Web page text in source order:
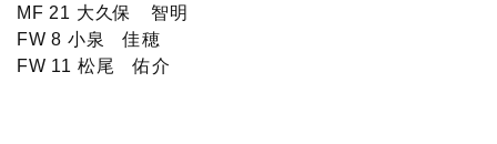
MF 21 大久保 智明
FW 8 小泉 佳穂
FW 11 松尾 佑介